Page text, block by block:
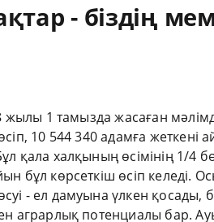
- біздің
жылы 1 тамызда жасаған
10 544 340 адамға жеткені
қала халқының өсімінің 1/4
бұл көрсеткіш өсіп келеді.
- ел дамуына үлкен қосады,
аграрлық потенциалы бар.